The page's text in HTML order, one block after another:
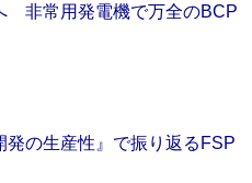
非常用発電機で万全のBCP
発の生産性』で振り返るFSP